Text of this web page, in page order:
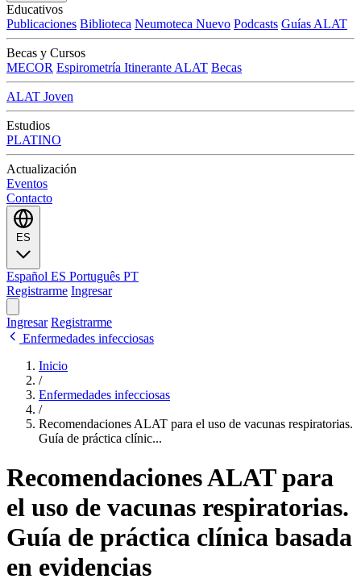
Educativos
Publicaciones Biblioteca Neumoteca Nuevo Podcasts Guías ALAT
Becas y Cursos
MECOR Espirometría Itinerante ALAT Becas
ALAT Joven
Estudios
PLATINO
Actualización
Eventos
Contacto
ES
Español ES Português PT
Registrarme Ingresar
Ingresar Registrarme
Enfermedades infecciosas
Inicio
/
Enfermedades infecciosas
/
Recomendaciones ALAT para el uso de vacunas respiratorias.
Guía de práctica clínic...
Recomendaciones ALAT para
el uso de vacunas respiratorias.
Guía de práctica clínica basada
en evidencias